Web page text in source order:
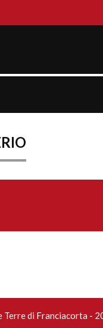
Terre di Franciacorta -